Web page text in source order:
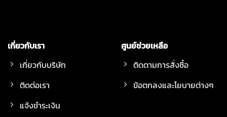
เกี่ยวกับเรา
เกี่ยวกับบริษัท
ติดต่อเรา
แจ้งชำระเงิน
ศูนย์ช่วยเหลือ
ติดตามการสั่งซื้อ
ข้อตกลงและโยบายต่างๆ